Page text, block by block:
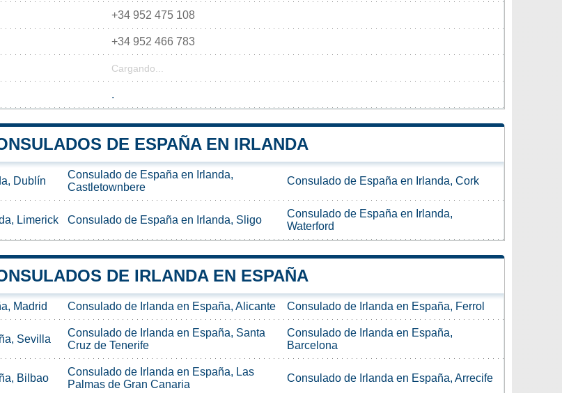
+34 952 475 108
+34 952 466 783
Cargando...
.
DE ESPAÑA EN IRLANDA
Dublín
Consulado de España en Irlanda,
Castletownbere
Consulado de España en Irlanda, Cork
Limerick Consulado de España en Irlanda, Sligo
Consulado de España en Irlanda,
Waterford
DE IRLANDA EN ESPAÑA
Madrid Consulado de Irlanda en España, Alicante Consulado de Irlanda en España, Ferrol
Sevilla
Consulado de Irlanda en España, Santa
Cruz de Tenerife
Consulado de Irlanda en España,
Barcelona
Bilbao
Consulado de Irlanda en España, Las
Palmas de Gran Canaria
Consulado de Irlanda en España, Arrecife